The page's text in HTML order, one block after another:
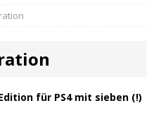
für PS4 mit sieben (!)